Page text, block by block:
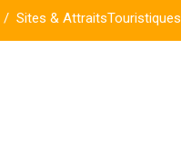
Sites & AttraitsTouristiques